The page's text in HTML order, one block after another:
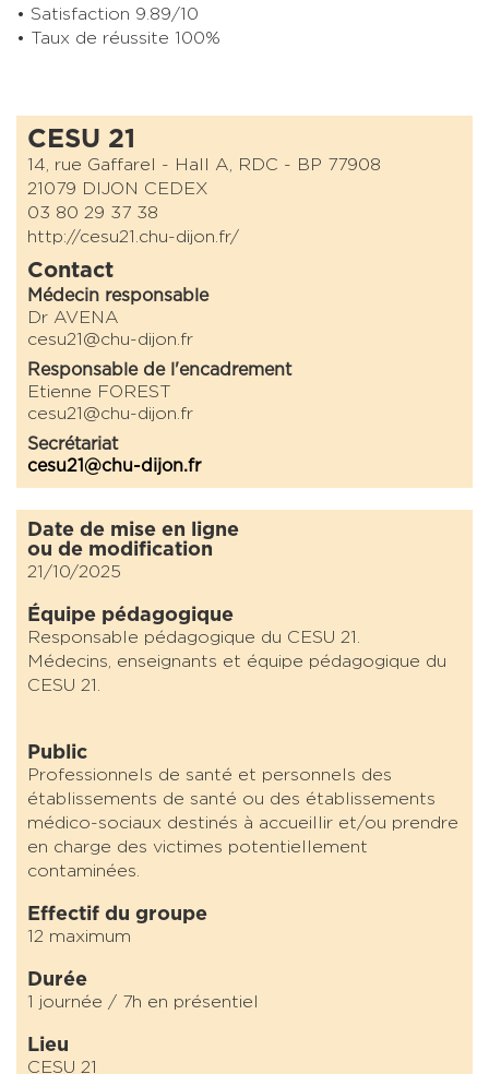
Satisfaction 9.89/10
Taux de réussite 100%
CESU 21
14, rue Gaffarel - Hall A, RDC - BP 77908
21079 DIJON CEDEX
03 80 29 37 38
http://cesu21.chu-dijon.fr/
Contact
Médecin responsable
Dr AVENA
cesu21@chu-dijon.fr
Responsable de l'encadrement
Etienne FOREST
cesu21@chu-dijon.fr
Secrétariat
cesu21@chu-dijon.fr
Date de mise en ligne
ou de modification
21/10/2025
Équipe pédagogique
Responsable pédagogique du CESU 21.
Médecins, enseignants et équipe pédagogique du
CESU 21.
Public
Professionnels de santé et personnels des
établissements de santé ou des établissements
médico-sociaux destinés à accueillir et/ou prendre
en charge des victimes potentiellement
contaminées.
Effectif du groupe
12 maximum
Durée
1 journée / 7h en présentiel
Lieu
CESU 21